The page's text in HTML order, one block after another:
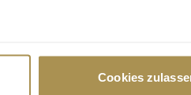
legen Sie Ihre Präferenzen im
Cookies